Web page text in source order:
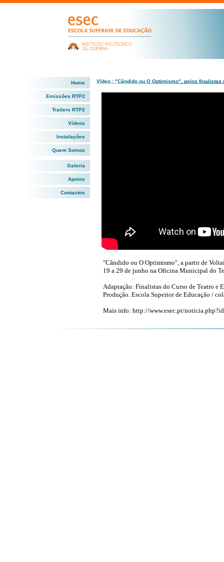
Home
Emissões RTP2
Trailers RTP2
Vídeos
Instalações
Quem Somos
Galeria
Apoios
Contactos
Vídeo : "Cândido ou O Optimismo", pelos finalistas
"Cândido ou O Optimismo", a partir de
19 a 29 de junho na Oficina Municipal do
Adaptação: Finalistas do Curso de Teatro e
Produção. Escola Superior de Educação /
Mais info: http://www.esec.pt/